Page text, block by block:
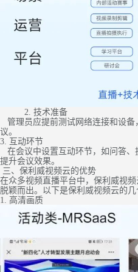
2. 技术准备
管理员应提前测试网络连接和设
议。
3. 互动环节
在会议中设置互动环节，如问答、
提升会议效果。
三、保利威视频云的优势
在众多视频直播平台中，保利威视
脱颖而出。以下是保利威视频云的几
1. 高清画质